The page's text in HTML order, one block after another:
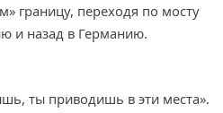
границу, переходя по мосту
и назад в Германию.
ты приводишь в эти места».